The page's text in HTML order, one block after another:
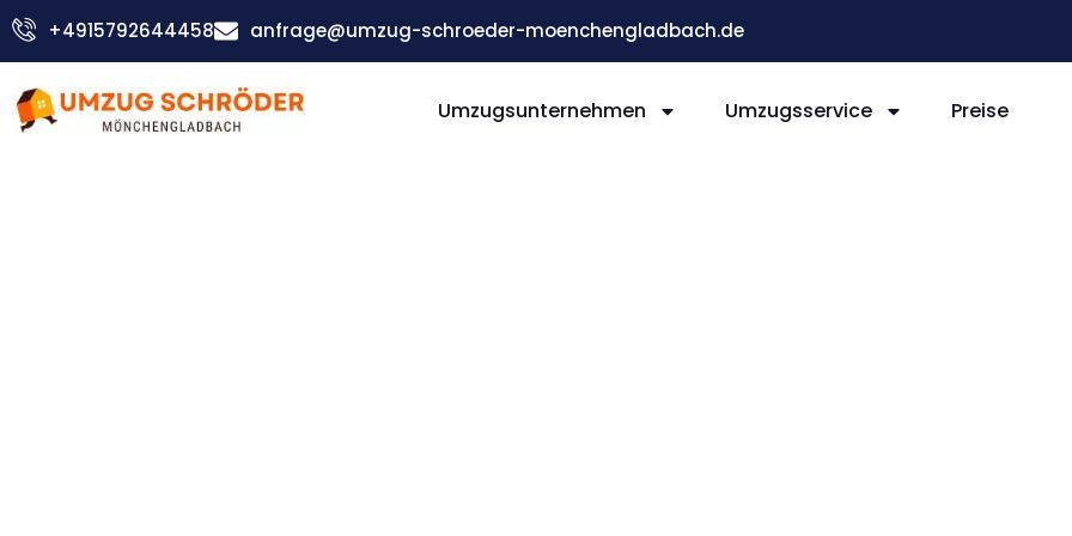
Zum
Inhalt
+4915792644458 anfrage@umzug-schroeder-moenchengladbach.de
Umzugsunternehmen Umzugsservice Preise